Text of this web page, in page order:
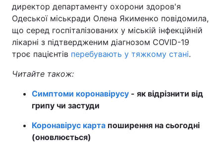
директор департаменту охорони здоров'я
Одеської міськради Олена Якименко повідомила,
що серед госпіталізованих у міській інфекційній
лікарні з підтвердженим діагнозом COVID-19
троє пацієнтів перебувають у тяжкому стані.
Читайте також:
Симптоми коронавірусу - як відрізнити від
грипу чи застуди
Коронавірус карта поширення на сьогодні
(оновлюється)